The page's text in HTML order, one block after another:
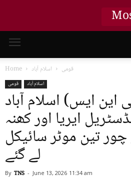
Home قومی اسلام آباد
قومی اسلام آباد
این ایس) اسلام آباد
ایریا اور کھنہ
تین موٹر سائیکل
لے گئے
By TNS - June 13, 2026 11:34 am